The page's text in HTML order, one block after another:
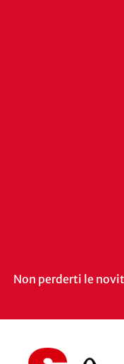
Non perderti le